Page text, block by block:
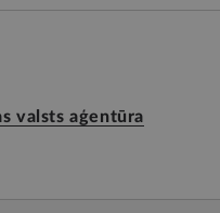
valsts aģentūra